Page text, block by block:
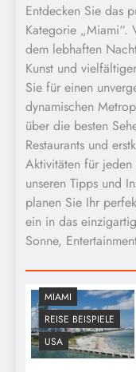
Entdecken Sie das
Kategorie „Miami“.
dem lebhaften
Kunst und
Sie für einen
dynamischen
über die besten
Restaurants und
Aktivitäten für jeden
unseren Tipps und
planen Sie Ihr
ein in das
Sonne,
MIAMI
REISE BEISPIELE
USA